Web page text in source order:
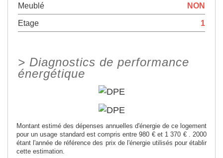
Meublé
NON
Etage
1
> Diagnostics de performance
énergétique
Montant estimé des dépenses annuelles d'énergie de ce logement
pour un usage standard est compris entre 980 € et 1 370 € . 2000
étant l'année de référence des prix de l'énergie utilisés pour établir
cette estimation.